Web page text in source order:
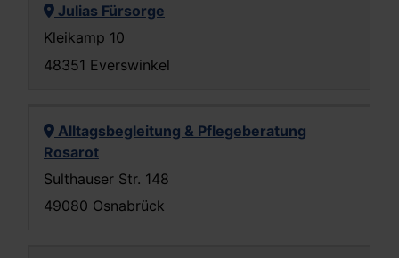
Julias Fürsorge
Kleikamp 10
48351 Everswinkel
Alltagsbegleitung & Pflegeberatung
Rosarot
Sulthauser Str. 148
49080 Osnabrück